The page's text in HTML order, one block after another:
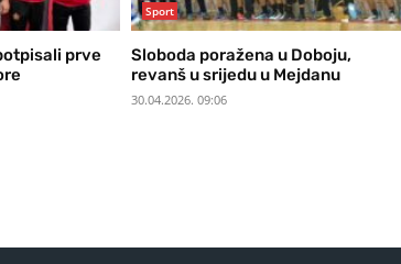
prve
Sport
Sloboda poražena u Doboju,
revanš u srijedu u Mejdanu
30.04.2026. 09:06